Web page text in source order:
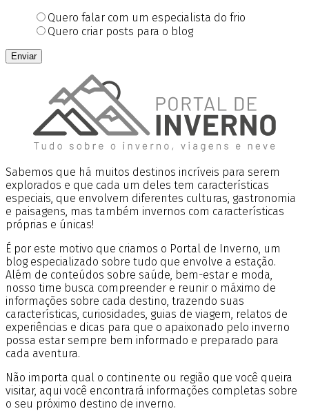
Quero falar com um especialista do frio
Quero criar posts para o blog
Enviar
Sabemos que há muitos destinos incríveis para serem
explorados e que cada um deles tem características
especiais, que envolvem diferentes culturas, gastronomia
e paisagens, mas também invernos com características
próprias e únicas!
É por este motivo que criamos o Portal de Inverno, um
blog especializado sobre tudo que envolve a estação.
Além de conteúdos sobre saúde, bem-estar e moda,
nosso time busca compreender e reunir o máximo de
informações sobre cada destino, trazendo suas
características, curiosidades, guias de viagem, relatos de
experiências e dicas para que o apaixonado pelo inverno
possa estar sempre bem informado e preparado para
cada aventura.
Não importa qual o continente ou região que você queira
visitar, aqui você encontrará informações completas sobre
o seu próximo destino de inverno.